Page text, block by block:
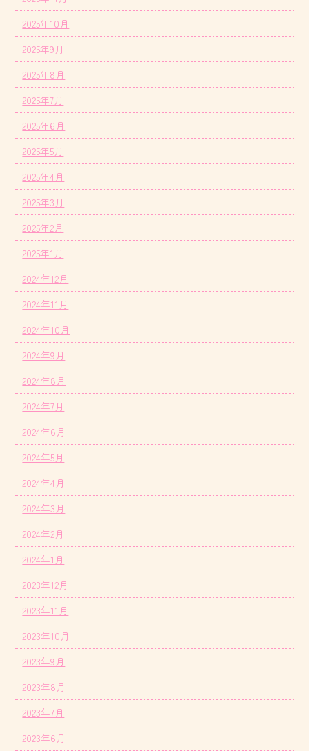
2025年10月
2025年9月
2025年8月
2025年7月
2025年6月
2025年5月
2025年4月
2025年3月
2025年2月
2025年1月
2024年12月
2024年11月
2024年10月
2024年9月
2024年8月
2024年7月
2024年6月
2024年5月
2024年4月
2024年3月
2024年2月
2024年1月
2023年12月
2023年11月
2023年10月
2023年9月
2023年8月
2023年7月
2023年6月